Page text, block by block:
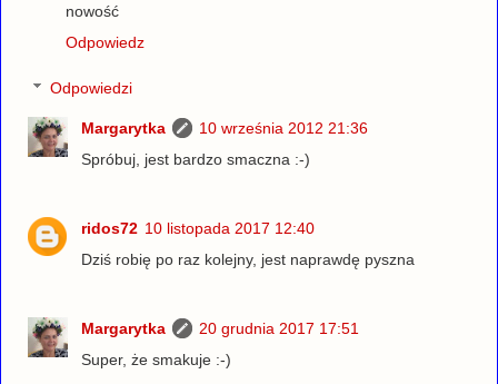
nowość
Odpowiedz
Odpowiedzi
Margarytka
10 września 2012 21:36
Spróbuj, jest bardzo smaczna :-)
ridos72 10 listopada 2017 12:40
Dziś robię po raz kolejny, jest naprawdę pyszna
Margarytka
20 grudnia 2017 17:51
Super, że smakuje :-)